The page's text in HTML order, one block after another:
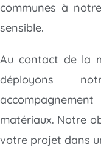
communes à
sensible.
Au contact de la
déployons
matériaux. Notre
votre projet dans